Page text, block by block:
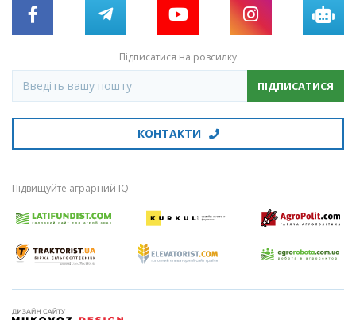
Підписатися на розсилку
ПІДПИСАТИСЯ
КОНТАКТИ
Підвищуйте аграрний IQ